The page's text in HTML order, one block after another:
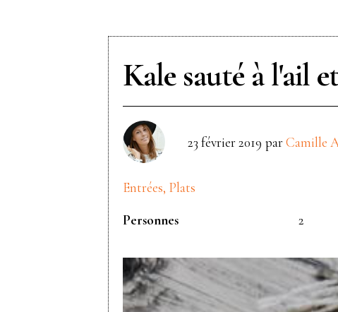
Kale sauté à l'ail
23 février 2019 parCamille
Entrées, Plats
Personnes
2